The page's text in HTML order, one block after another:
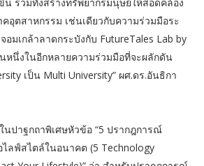
อุตสาหกรรม เช่นเดียวกับความร่วมมือระ
มเกล้าลาดกระบังกับ FutureTales Lab by
หนึ่งในอีกหลายความร่วมมือที่จะผลักดัน
เป็น Multi University” ผศ.ดร.อันธิกา
นปาฐกถาพิเศษหัวข้อ “5 ปรากฎการณ์
ลฟ์สไตล์ในอนาคต (5 Technology